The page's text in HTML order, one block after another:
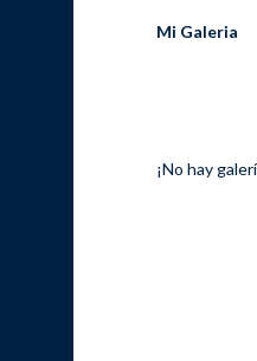
Mi Galeria
¡No hay